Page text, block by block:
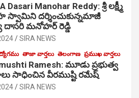
Dasari Manohar Reddy: శ్రీ లక్ష్మీ
స్వామిని దర్శించుకున్నమాజీ
దాసరి మనోహర్ రెడ్డి
SIRA NEWS
తాజా వార్తలు తెలంగాణ ప్రముఖ వార్తలు
Ramesh: మూడు ప్రభుత్వ
సాధించిన వీరముష్టి రమేష్
SIRA NEWS